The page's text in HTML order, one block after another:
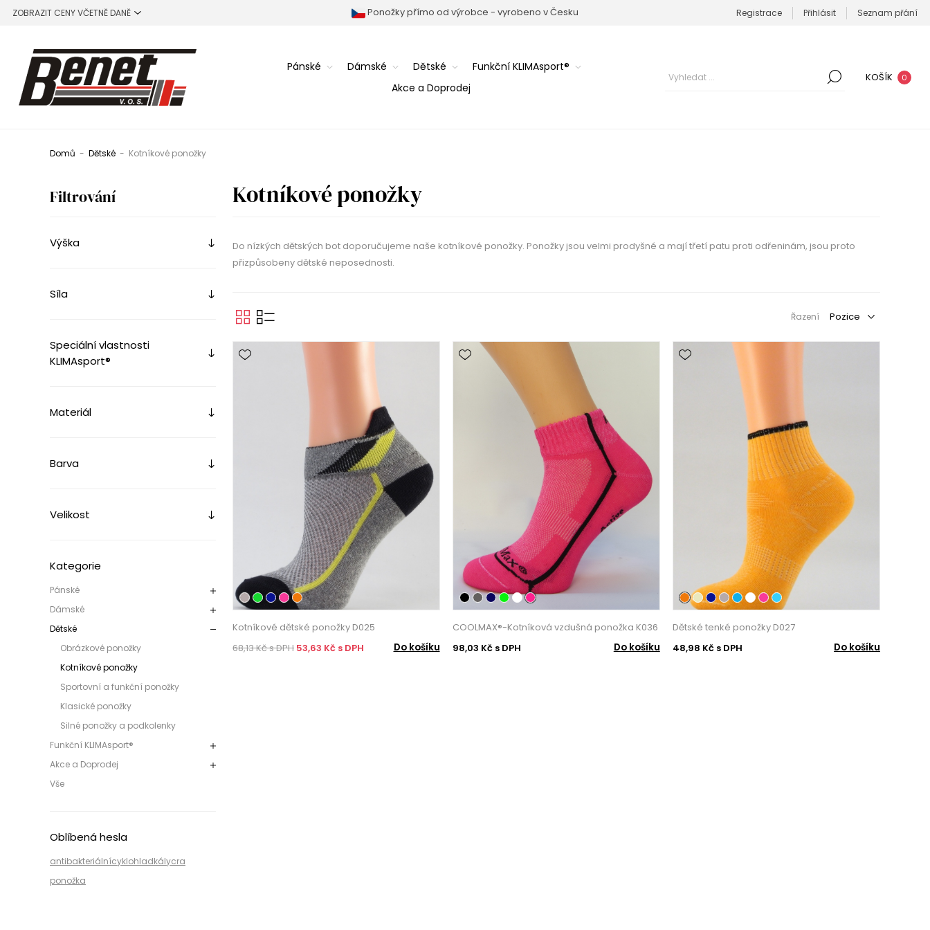
Ponožky přímo od výrobce - vyrobeno v Česku Registrace Přihlásit Seznam přání
Pánské Dámské Dětské
Funkční KLIMAsport®
Akce a Doprodej
KOŠÍK 0
Domů - Dětské - Kotníkové ponožky
Filtrování
Výška
Síla
Speciální vlastnosti
KLIMAsport®
Materiál
Barva
Velikost
Kategorie
Pánské
Dámské
Dětské
Obrázkové ponožky
Kotníkové ponožky
Sportovní a funkční ponožky
Klasické ponožky
Silné ponožky a podkolenky
Funkční KLIMAsport®
Akce a Doprodej
Vše
Oblíbená hesla
antibakteriálnícyklohladkálycra
ponožka
Kotníkové ponožky
Do nízkých dětských bot doporučujeme naše kotníkové ponožky. Ponožky jsou velmi prodyšné a mají třetí patu proti odřeninám, jsou proto
přizpůsobeny dětské neposednosti.
Řazení
Kotníkové dětské ponožky D025
68,13 Kč s DPH 53,63 Kč s DPH Do košíku
COOLMAX®-Kotníková vzdušná ponožka K036
98,03 Kč s DPH
Do košíku
Dětské tenké ponožky D027
48,98 Kč s DPH
Do košíku